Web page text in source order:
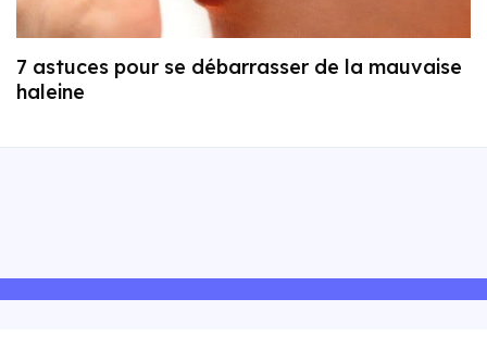
7 astuces pour se débarrasser de la mauvaise
haleine